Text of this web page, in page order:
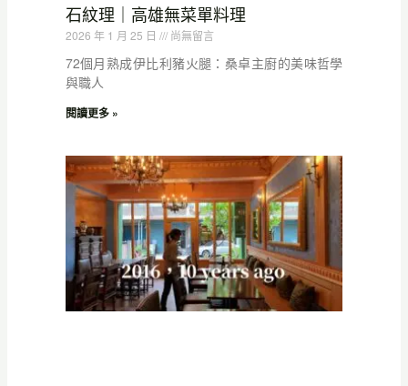
石紋理｜高雄無菜單料理
2026 年 1 月 25 日 尚無留言
72個月熟成伊比利豬火腿：桑卓主廚的美味哲學
與職人
閱讀更多 »